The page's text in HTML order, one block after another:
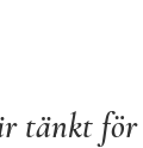
tänkt